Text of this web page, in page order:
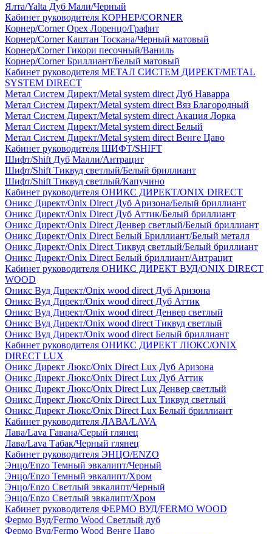
Ялта/Yalta Дуб Мали/Черный
Кабинет руководителя КОРНЕР/CORNER
Корнер/Corner Орех Лоренцо/Графит
Корнер/Corner Каштан Тоскана/Черный матовый
Корнер/Corner Гикори песочный/Ваниль
Корнер/Corner Бриллиант/Белый матовый
Кабинет руководителя МЕТАЛ СИСТЕМ ДИРЕКТ/METAL
SYSTEM DIRECT
Метал Систем Директ/Metal system direct Дуб Наварра
Метал Систем Директ/Metal system direct Вяз Благородный
Метал Систем Директ/Metal system direct Акация Лорка
Метал Систем Директ/Metal system direct Белый
Метал Систем Директ/Metal system direct Венге Цаво
Кабинет руководителя ШИФТ/SHIFT
Шифт/Shift Дуб Малли/Антрацит
Шифт/Shift Тиквуд светлый/Белый бриллиант
Шифт/Shift Тиквуд светлый/Капучино
Кабинет руководителя ОНИКС ДИРЕКТ/ONIX DIRECT
Оникс Директ/Onix Direct Дуб Аризона/Белый бриллиант
Оникс Директ/Onix Direct Дуб Аттик/Белый бриллиант
Оникс Директ/Onix Direct Денвер светлый/Белый бриллиант
Оникс Директ/Onix Direct Белый Бриллиант/Белый металл
Оникс Директ/Onix Direct Тиквуд светлый/Белый бриллиант
Оникс Директ/Onix Direct Белый бриллиант/Антрацит
Кабинет руководителя ОНИКС ДИРЕКТ ВУД/ONIX DIRECT
WOOD
Оникс Вуд Директ/Onix wood direct Дуб Аризона
Оникс Вуд Директ/Onix wood direct Дуб Аттик
Оникс Вуд Директ/Onix wood direct Денвер светлый
Оникс Вуд Директ/Onix wood direct Тиквуд светлый
Оникс Вуд Директ/Onix wood direct Белый бриллиант
Кабинет руководителя ОНИКС ДИРЕКТ ЛЮКС/ONIX
DIRECT LUX
Оникс Директ Люкс/Onix Direct Lux Дуб Аризона
Оникс Директ Люкс/Onix Direct Lux Дуб Аттик
Оникс Директ Люкс/Onix Direct Lux Денвер светлый
Оникс Директ Люкс/Onix Direct Lux Тиквуд светлый
Оникс Директ Люкс/Onix Direct Lux Белый бриллиант
Кабинет руководителя ЛАВА/LAVA
Лава/Lava Гавана/Серый глянец
Лава/Lava Табак/Черный глянец
Кабинет руководителя ЭНЦО/ENZO
Энцо/Enzo Темный эвкалипт/Черный
Энцо/Enzo Темный эвкалипт/Хром
Энцо/Enzo Светлый эвкалипт/Черный
Энцо/Enzo Светлый эвкалипт/Хром
Кабинет руководителя ФЕРМО ВУД/FERMO WOOD
Фермо Вуд/Fermo Wood Светлый дуб
Фермо Вуд/Fermo Wood Венге Цаво